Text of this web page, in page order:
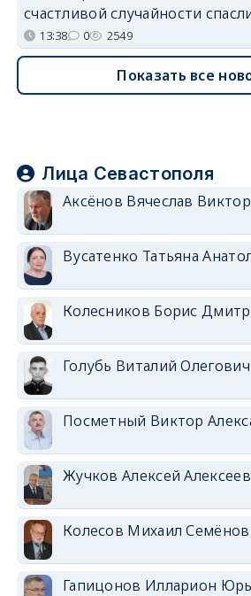
счастливой случайности
13:38 0 2549
Показать все
Лица Севастополя
Аксёнов Вячеслав
Вусатенко Татьяна
Колесников Борис
Голубь Виталий Олегович
Посметный Виктор
Жучков Алексей
Колесов Михаил
Гапицонов Илларион